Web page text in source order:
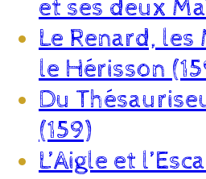
et ses deux
Le Renard, les
le Hérisson
Du
(159)
L’Aigle et